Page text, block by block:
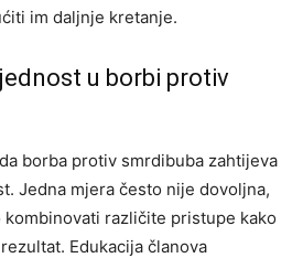
im daljnje kretanje.
u borbi protiv
borba protiv smrdibuba zahtijeva
Jedna mjera često nije dovoljna,
različite pristupe kako
Edukacija članova